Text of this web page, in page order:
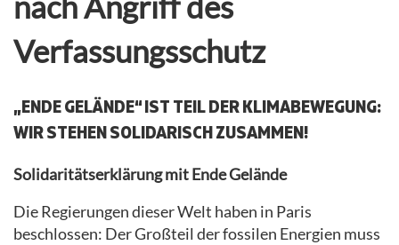
Verfassungsschutz
„ENDE GELÄNDE“ IST TEIL DER KLIMABEWEGUNG:
WIR STEHEN SOLIDARISCH ZUSAMMEN!
Solidaritätserklärung mit Ende Gelände
Die Regierungen dieser Welt haben in Paris
beschlossen: Der Großteil der fossilen Energien muss